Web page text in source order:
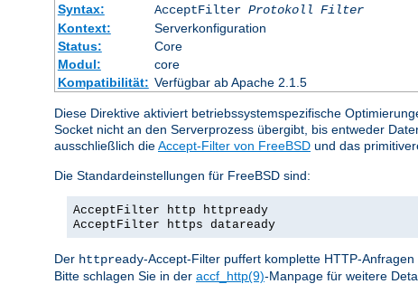
Syntax:
AcceptFilter Protokoll Filter
Kontext:
Serverkonfiguration
Status:
Core
Modul:
core
Kompatibilität: Verfügbar ab Apache 2.1.5
Diese Direktive aktiviert betriebssystemspezifische
Socket nicht an den Serverprozess übergibt, bis entweder
ausschließlich dieAccept-Filter von FreeBSD und das
Die Standardeinstellungen für FreeBSD sind:
AcceptFilter http httpready
AcceptFilter https dataready
Der httpready-Accept-Filter puffert komplette HTTP-
Bitte schlagen Sie in der accf_http(9)-Manpage für weitere